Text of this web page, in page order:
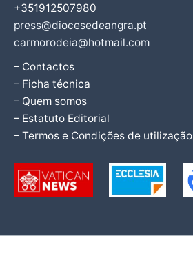
+351912507980
press@diocesedeangra.pt
carmorodeia@hotmail.com
– Contactos
– Ficha técnica
– Quem somos
– Estatuto Editorial
– Termos e Condições de utilização